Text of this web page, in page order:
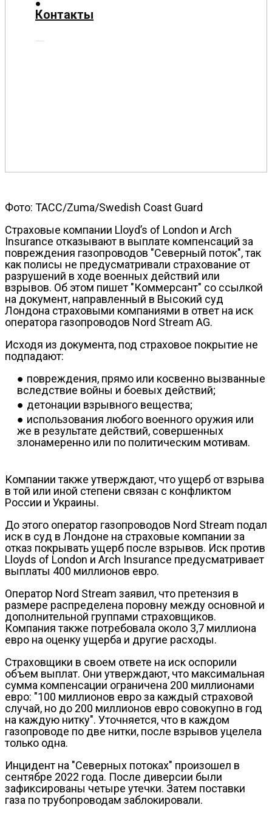
О
Контакты
Фото: ТАСС/Zuma/Swedish Coast Guard
Страховые компании Lloyd’s of London и Arch
Insurance отказывают в выплате компенсаций за
повреждения газопроводов "Северный поток", так
как полисы не предусматривали страхование от
разрушений в ходе военных действий или
взрывов. Об этом пишет "Коммерсант" со ссылкой
на документ, направленный в Высокий суд
Лондона страховыми компаниями в ответ на иск
оператора газопроводов Nord Stream AG.
Исходя из документа, под страховое покрытие не
подпадают:
повреждения, прямо или косвенно вызванные
вследствие войны и боевых действий;
детонации взрывного вещества;
использования любого военного оружия или
же в результате действий, совершенных
злонамеренно или по политическим мотивам.
Компании также утверждают, что ущерб от взрыва
в той или иной степени связан с конфликтом
России и Украины.
До этого оператор газопроводов Nord Stream подал
иск в суд в Лондоне на страховые компании за
отказ покрывать ущерб после взрывов. Иск против
Lloyds of London и Arch Insurance предусматривает
выплаты 400 миллионов евро.
Оператор Nord Stream заявил, что претензия в
размере распределена поровну между основной и
дополнительной группами страховщиков.
Компания также потребовала около 3,7 миллиона
евро на оценку ущерба и другие расходы.
Страховщики в своем ответе на иск оспорили
объем выплат. Они утверждают, что максимальная
сумма компенсации ограничена 200 миллионами
евро: "100 миллионов евро за каждый страховой
случай, но до 200 миллионов евро совокупно в год
на каждую нитку". Уточняется, что в каждом
газопроводе по две нитки, после взрывов уцелела
только одна.
Инцидент на "Северных потоках" произошел в
сентябре 2022 года. После диверсии были
зафиксированы четыре утечки. Затем поставки
газа по трубопроводам заблокировали.